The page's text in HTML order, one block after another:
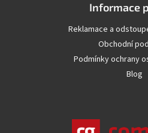
Informace
Reklamace a
Obchodní
Podmínky ochrany
Blog